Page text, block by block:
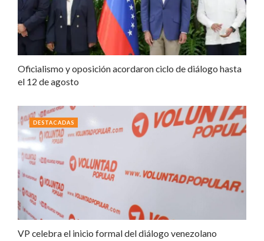
Oficialismo y oposición acordaron ciclo de diálogo hasta
el 12 de agosto
VP celebra el inicio formal del diálogo venezolano
DESTACADAS